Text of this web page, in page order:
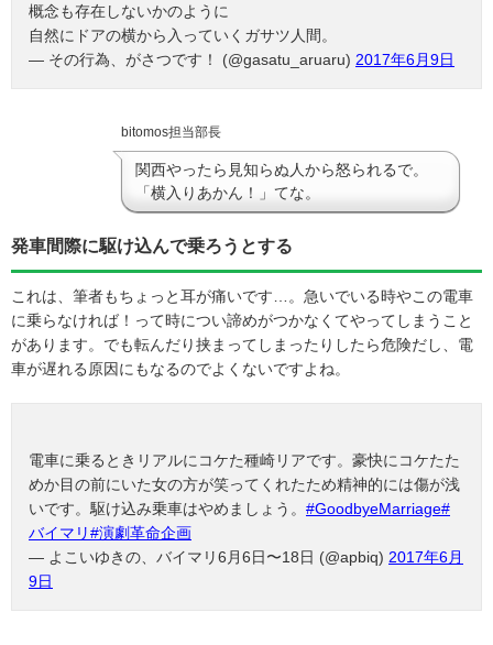
概念も存在しないかのように
自然にドアの横から入っていくガサツ人間。
— その行為、がさつです！ (@gasatu_aruaru) 2017年6月9日
bitomos担当部長
関西やったら見知らぬ人から怒られるで。
「横入りあかん！」てな。
発車間際に駆け込んで乗ろうとする
これは、筆者もちょっと耳が痛いです…。急いでいる時やこの電車
に乗らなければ！って時につい諦めがつかなくてやってしまうこと
があります。でも転んだり挟まってしまったりしたら危険だし、電
車が遅れる原因にもなるのでよくないですよね。
電車に乗るときリアルにコケた種崎リアです。豪快にコケたた
めか目の前にいた女の方が笑ってくれたため精神的には傷が浅
いです。駆け込み乗車はやめましょう。 #GoodbyeMarriage#
バイマリ#演劇革命企画
— よこいゆきの、バイマリ6月6日〜18日 (@apbiq) 2017年6月
9日